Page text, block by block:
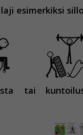
esimerkiksi
tai